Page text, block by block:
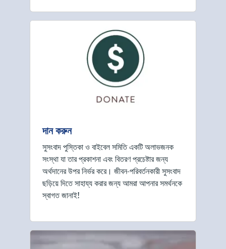
দান করুন
সুসংবাদ পুস্তিকা ও বাইবেল সমিতি একটি অলাভজনক
সংস্থা যা তার প্রকাশনা এবং বিতরণ প্রচেষ্টার জন্য
অর্থদানের উপর নির্ভর করে। জীবন-পরিবর্তনকারী সুসংবাদ
ছড়িয়ে দিতে সাহায্য করার জন্য আমরা আপনার সমর্থনকে
স্বাগত জানাই!